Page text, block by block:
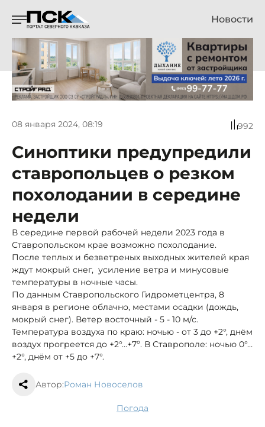
Новости
08 января 2024, 08:19 992
Синоптики предупредили
ставропольцев о резком
похолодании в середине
недели
В середине первой рабочей недели 2023 года в
Ставропольском крае возможно похолодание.
После теплых и безветреных выходных жителей края
ждут мокрый снег, усиление ветра и минусовые
температуры в ночные часы.
По данным Ставропольского Гидрометцентра, 8
января в регионе облачно, местами осадки (дождь,
мокрый снег). Ветер восточный - 5 - 10 м/с.
Температура воздуха по краю: ночью - от 3 до +2°, днём
воздух прогреется до +2°…+7º. В Ставрополе: ночью 0°…
+2°, днём от +5 до +7°.
Автор:Роман Новоселов
погода